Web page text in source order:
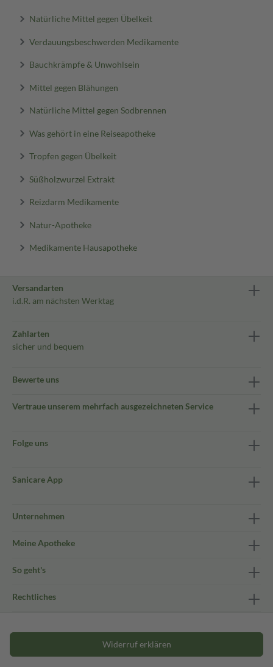
Natürliche Mittel gegen Übelkeit
Verdauungsbeschwerden Medikamente
Bauchkrämpfe & Unwohlsein
Mittel gegen Blähungen
Natürliche Mittel gegen Sodbrennen
Was gehört in eine Reiseapotheke
Tropfen gegen Übelkeit
Süßholzwurzel Extrakt
Reizdarm Medikamente
Natur-Apotheke
Medikamente Hausapotheke
Versandarten
i.d.R. am nächsten Werktag
Zahlarten
sicher und bequem
Bewerte uns
Vertraue unserem mehrfach ausgezeichneten Service
Folge uns
Sanicare App
Unternehmen
Meine Apotheke
So geht's
Rechtliches
Widerruf erklären